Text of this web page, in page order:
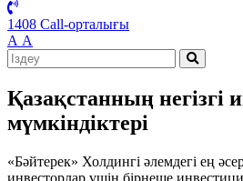
1408 Call-орталығы
А А
Қазақстанның негізгі
мүмкіндіктері
«Бәйтерек» Холдингі әлемдегі ең
инвесторлар үшін бірнеше